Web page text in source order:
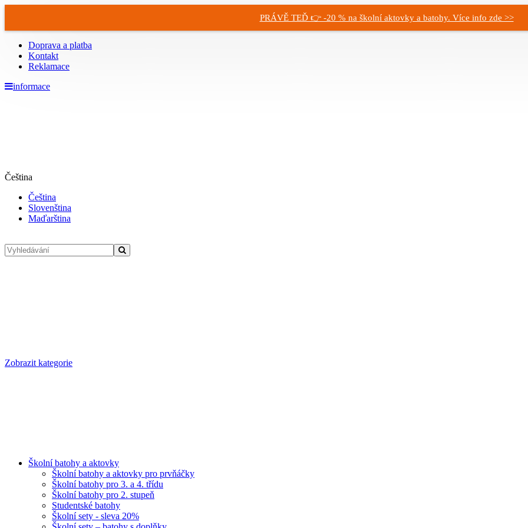
PRÁVĚ TEĎ 👉 -20 % na školní aktovky a batohy. Více info zde >>
Doprava a platba
Kontakt
Reklamace
informace
Čeština
Čeština
Slovenština
Maďarština
Zobrazit kategorie
Školní batohy a aktovky
Školní batohy a aktovky pro prvňáčky
Školní batohy pro 3. a 4. třídu
Školní batohy pro 2. stupeň
Studentské batohy
Školní sety - sleva 20%